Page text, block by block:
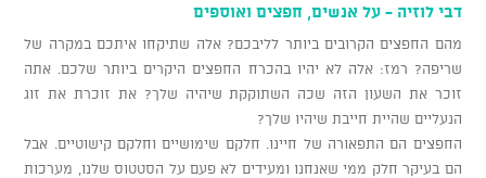
דבי לוזיה - על אנשים, חפצים ואוספים
מהם החפצים הקרובים ביותר לליבכם? אלה שתיקחו איתכם במקרה של
שריפה? רמז: אלה לא יהיו בהכרח החפצים היקרים ביותר שלכם. אתה
זוכר את השעון הזה שכה השתוקקת שיהיה שלך? את זוכרת את זוג
הנעליים שהיית חייבת שיהיו שלך?
החפצים הם התפאורה של חיינו. חלקם שימושיים וחלקם קישוטיים. אבל
הם בעיקר חלק ממי שאנחנו ומעידים לא פעם על הסטטוס שלנו, מערכות